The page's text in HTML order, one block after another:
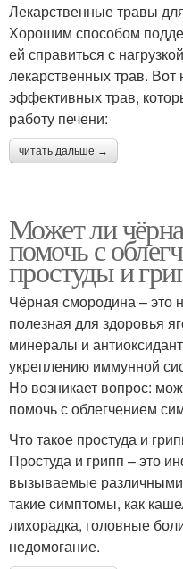
Лекарственные травы
Хорошим способом
ей справиться с
лекарственных трав.
эффективных трав,
работу печени:
читать дальше →
Может ли
помочь с
простуды и
Чёрная смородина – это
полезная для здоровья
минералы и
укреплению иммунной
Но возникает вопрос:
помочь с облегчением
Что такое простуда и
Простуда и грипп – это
вызываемые
такие симптомы, как
лихорадка, головные
недомогание.